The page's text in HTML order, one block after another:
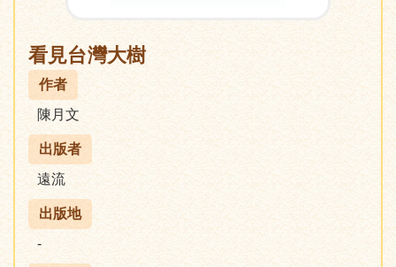
看見台灣大樹
作者
陳月文
出版者
遠流
出版地
-